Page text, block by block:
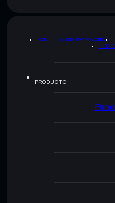
POLÍTICA DE PRIVACIDAD
KIT
PRODUCTO